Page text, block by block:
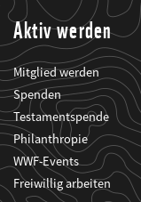
Aktiv werden
Mitglied werden
Spenden
Testamentspende
Philanthropie
WWF-Events
Freiwillig arbeiten